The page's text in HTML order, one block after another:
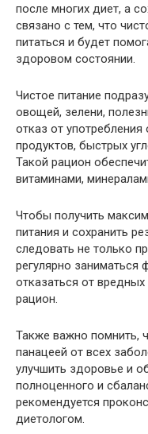
после многих диет, а
связано с тем, что
питаться и будет
здоровом состоянии.
Чистое питание
овощей, зелени,
отказ от
продуктов, быстрых
Такой рацион
витаминами,
Чтобы получить
питания и сохранить
следовать не только
регулярно заниматься
отказаться от
рацион.
Также важно помнить,
панацеей от всех
улучшить здоровье и
полноценного и
рекомендуется
диетологом.